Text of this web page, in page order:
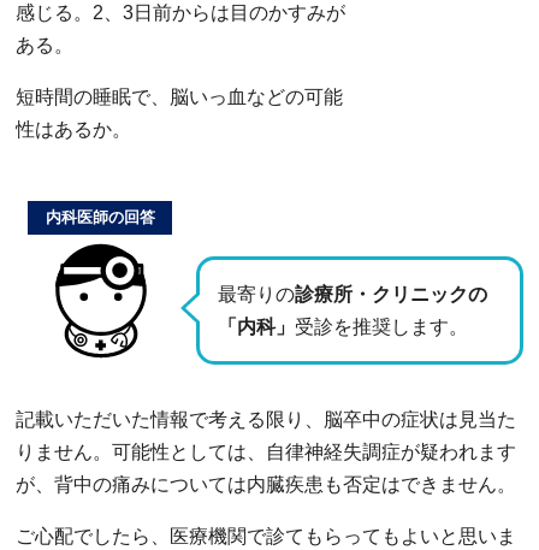
感じる。2、3日前からは目のかすみが
ある。
短時間の睡眠で、脳いっ血などの可能
性はあるか。
最寄りの診療所・クリニックの
「内科」 受診を推奨します。
内科医師の回答
記載いただいた情報で考える限り、脳卒中の症状は見当た
りません。可能性としては、自律神経失調症が疑われます
が、背中の痛みについては内臓疾患も否定はできません。
ご心配でしたら、医療機関で診てもらってもよいと思いま